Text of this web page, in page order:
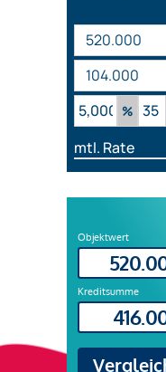
%
mtl. Rate